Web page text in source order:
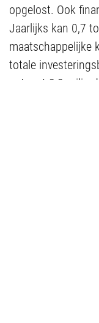
opgelost. Ook
Jaarlijks kan 0,7
maatschappelijke
totale
net met 2,2